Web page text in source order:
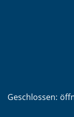
Klicken, um
Geschlossen: